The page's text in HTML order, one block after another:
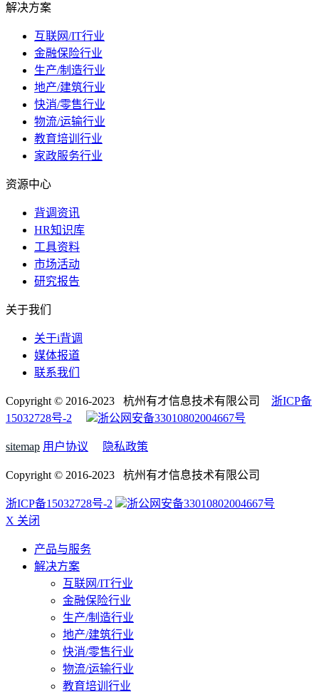
解决方案
互联网/IT行业
金融保险行业
生产/制造行业
地产/建筑行业
快消/零售行业
物流/运输行业
教育培训行业
家政服务行业
资源中心
背调资讯
HR知识库
工具资料
市场活动
研究报告
关于我们
关于i背调
媒体报道
联系我们
Copyright © 2016-2023 杭州有才信息技术有限公司 浙ICP备
15032728号-2
浙公网安备33010802004667号
sitemap 用户协议 隐私政策
Copyright © 2016-2023 杭州有才信息技术有限公司
浙ICP备15032728号-2
浙公网安备33010802004667号
X 关闭
产品与服务
解决方案
互联网/IT行业
金融保险行业
生产/制造行业
地产/建筑行业
快消/零售行业
物流/运输行业
教育培训行业